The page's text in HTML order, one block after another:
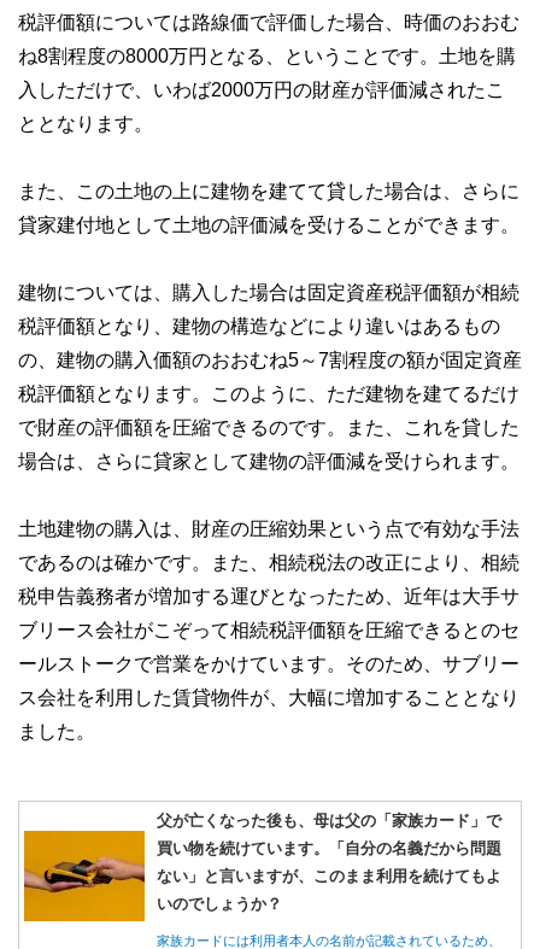
税評価額については路線価で評価した場合、時価のおおむ
ね8割程度の8000万円となる、ということです。土地を購
入しただけで、いわば2000万円の財産が評価減されたこ
ととなります。
また、この土地の上に建物を建てて貸した場合は、さらに
貸家建付地として土地の評価減を受けることができます。
建物については、購入した場合は固定資産税評価額が相続
税評価額となり、建物の構造などにより違いはあるもの
の、建物の購入価額のおおむね5～7割程度の額が固定資産
税評価額となります。このように、ただ建物を建てるだけ
で財産の評価額を圧縮できるのです。また、これを貸した
場合は、さらに貸家として建物の評価減を受けられます。
土地建物の購入は、財産の圧縮効果という点で有効な手法
であるのは確かです。また、相続税法の改正により、相続
税申告義務者が増加する運びとなったため、近年は大手サ
ブリース会社がこぞって相続税評価額を圧縮できるとのセ
ールストークで営業をかけています。そのため、サブリー
ス会社を利用した賃貸物件が、大幅に増加することとなり
ました。
父が亡くなった後も、母は父の「家族カード」で
買い物を続けています。「自分の名義だから問題
ない」と言いますが、このまま利用を続けてもよ
いのでしょうか？
家族カードには利用者本人の名前が記載されているため、